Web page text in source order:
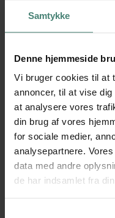
Samtykke
Denne hjemmeside
Vi bruger cookies til at
annoncer, til at vise
at analysere vores
din brug af vores
for sociale medier,
analysepartnere.
data med andre
de har indsamlet fra
Som en del af
fremadrettede tiltag,
indsatsområder.
De seneste tre års
Kvalitetsrapport
Kvalitetsrapport
Kvalitetsrapport